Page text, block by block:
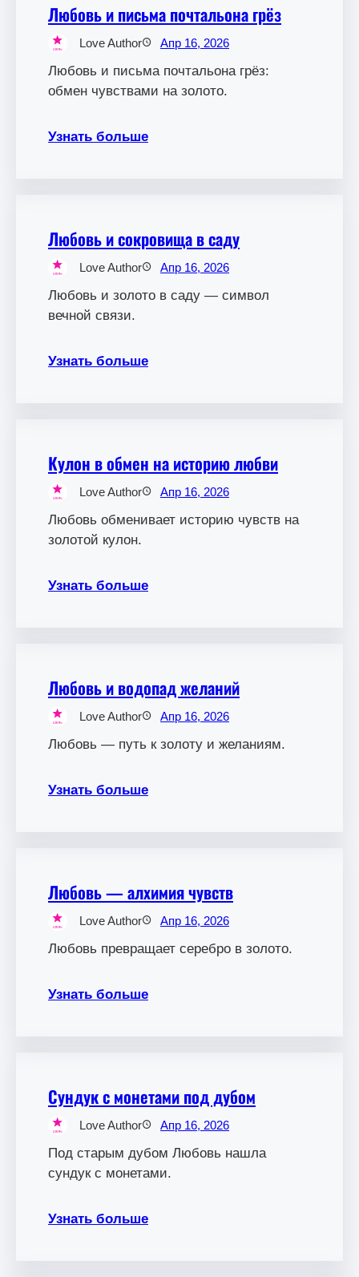
Любовь и письма почтальона грёз
Love Author Апр 16, 2026
Любовь и письма почтальона грёз:
обмен чувствами на золото.
Узнать больше
Любовь и сокровища в саду
Love Author Апр 16, 2026
Любовь и золото в саду — символ
вечной связи.
Узнать больше
Кулон в обмен на историю любви
Love Author Апр 16, 2026
Любовь обменивает историю чувств на
золотой кулон.
Узнать больше
Любовь и водопад желаний
Love Author Апр 16, 2026
Любовь — путь к золоту и желаниям.
Узнать больше
Любовь — алхимия чувств
Love Author Апр 16, 2026
Любовь превращает серебро в золото.
Узнать больше
Сундук с монетами под дубом
Love Author Апр 16, 2026
Под старым дубом Любовь нашла
сундук с монетами.
Узнать больше